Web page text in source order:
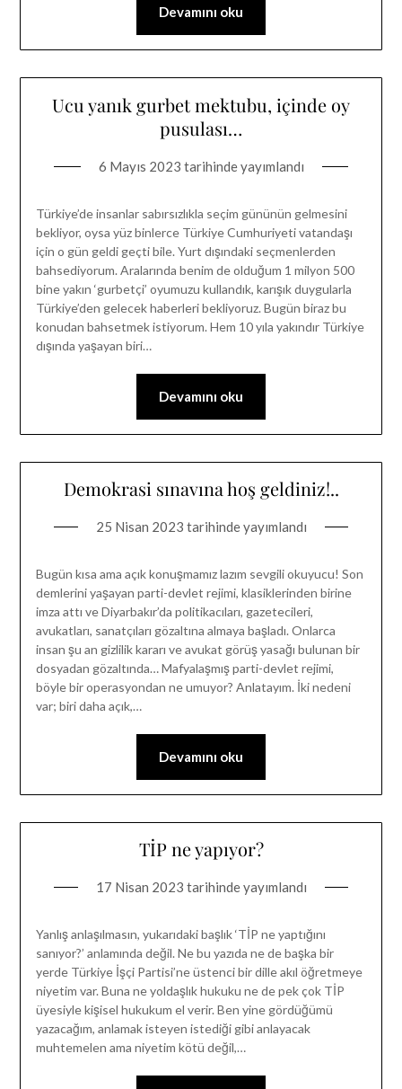
Devamını oku
Ucu yanık gurbet mektubu, içinde oy
pusulası…
6 Mayıs 2023 tarihinde yayımlandı
Türkiye’de insanlar sabırsızlıkla seçim gününün gelmesini
bekliyor, oysa yüz binlerce Türkiye Cumhuriyeti vatandaşı
için o gün geldi geçti bile. Yurt dışındaki seçmenlerden
bahsediyorum. Aralarında benim de olduğum 1 milyon 500
bine yakın ‘gurbetçi’ oyumuzu kullandık, karışık duygularla
Türkiye’den gelecek haberleri bekliyoruz. Bugün biraz bu
konudan bahsetmek istiyorum. Hem 10 yıla yakındır Türkiye
dışında yaşayan biri…
Devamını oku
Demokrasi sınavına hoş geldiniz!..
25 Nisan 2023 tarihinde yayımlandı
Bugün kısa ama açık konuşmamız lazım sevgili okuyucu! Son
demlerini yaşayan parti-devlet rejimi, klasiklerinden birine
imza attı ve Diyarbakır’da politikacıları, gazetecileri,
avukatları, sanatçıları gözaltına almaya başladı. Onlarca
insan şu an gizlilik kararı ve avukat görüş yasağı bulunan bir
dosyadan gözaltında… Mafyalaşmış parti-devlet rejimi,
böyle bir operasyondan ne umuyor? Anlatayım. İki nedeni
var; biri daha açık,…
Devamını oku
TİP ne yapıyor?
17 Nisan 2023 tarihinde yayımlandı
Yanlış anlaşılmasın, yukarıdaki başlık ‘TİP ne yaptığını
sanıyor?’ anlamında değil. Ne bu yazıda ne de başka bir
yerde Türkiye İşçi Partisi’ne üstenci bir dille akıl öğretmeye
niyetim var. Buna ne yoldaşlık hukuku ne de pek çok TİP
üyesiyle kişisel hukukum el verir. Ben yine gördüğümü
yazacağım, anlamak isteyen istediği gibi anlayacak
muhtemelen ama niyetim kötü değil,…